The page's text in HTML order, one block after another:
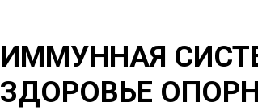
ИММУННАЯ
ЗДОРОВЬЕ